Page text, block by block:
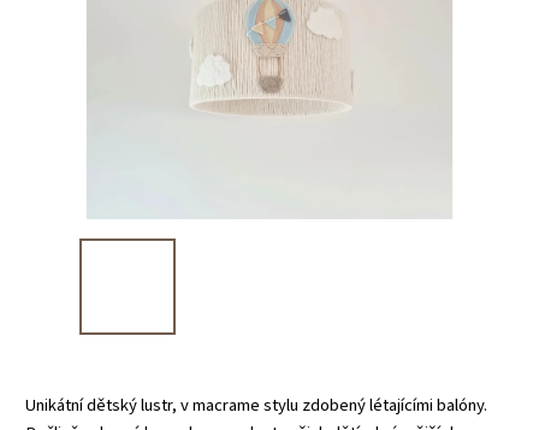
Unikátní dětský lustr, v macrame stylu zdobený létajícími balóny.